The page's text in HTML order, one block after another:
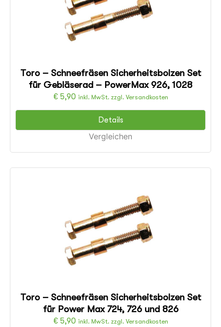
Toro – Schneefräsen Sicherheitsbolzen Set
für Gebläserad – PowerMax 926, 1028
€ 5,90 inkl. MwSt. zzgl. Versandkosten
Details
Vergleichen
Toro – Schneefräsen Sicherheitsbolzen Set
für Power Max 724, 726 und 826
€ 5,90 inkl. MwSt. zzgl. Versandkosten